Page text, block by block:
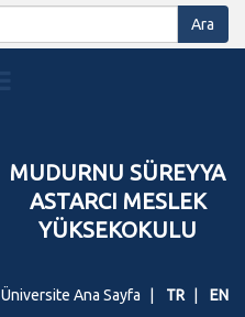
MUDURNU SÜREYYA
ASTARCI MESLEK
YÜKSEKOKULU
Üniversite Ana Sayfa TR EN